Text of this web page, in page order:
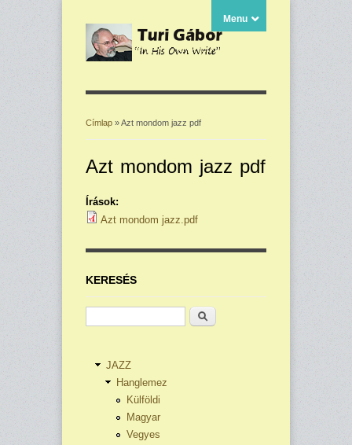
Menu
Címlap » Azt mondom jazz pdf
Azt mondom jazz pdf
Írások:
Azt mondom jazz.pdf
KERESÉS
Keresés
JAZZ
Hanglemez
Külföldi
Magyar
Vegyes